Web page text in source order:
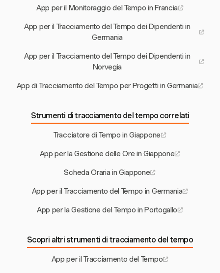
App per il Monitoraggio del Tempo in Francia
App per il Tracciamento del Tempo dei Dipendenti in
Germania
App per il Tracciamento del Tempo dei Dipendenti in
Norvegia
App di Tracciamento del Tempo per Progetti in Germania
Strumenti di tracciamento del tempo correlati
Tracciatore di Tempo in Giappone
App per la Gestione delle Ore in Giappone
Scheda Oraria in Giappone
App per il Tracciamento del Tempo in Germania
App per la Gestione del Tempo in Portogallo
Scopri altri strumenti di tracciamento del tempo
App per il Tracciamento del Tempo